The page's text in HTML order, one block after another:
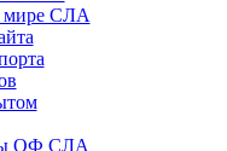
мире СЛА
ОФ СЛА